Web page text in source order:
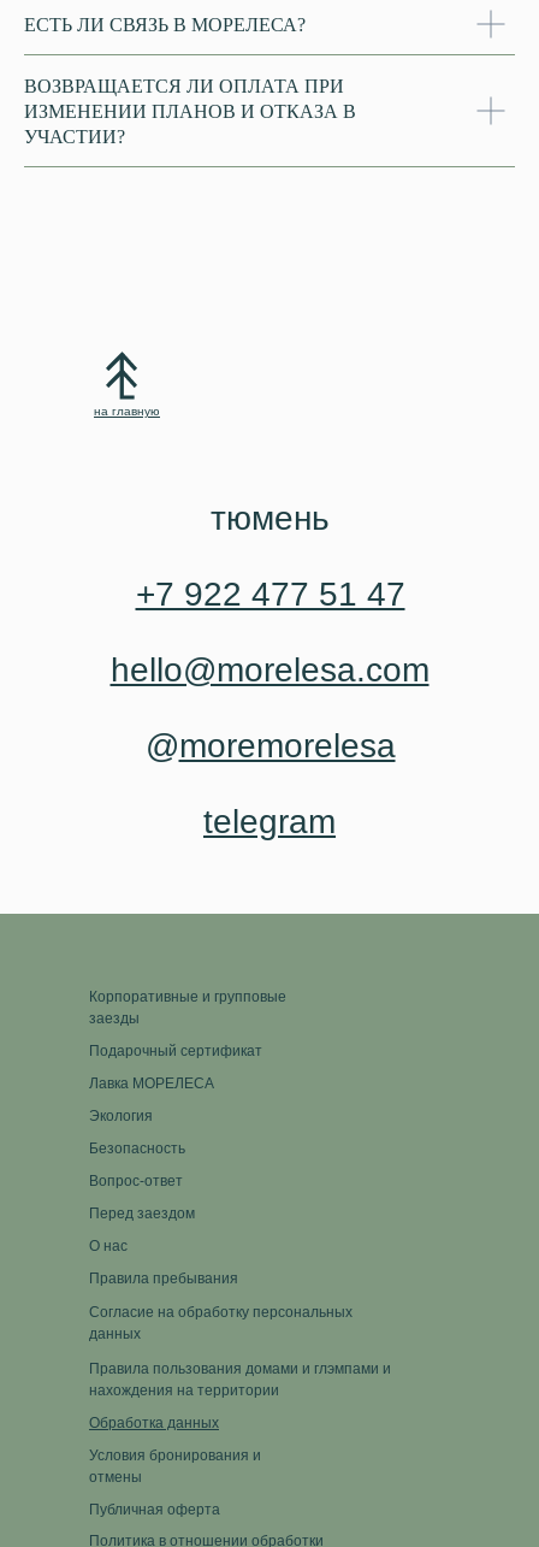
ЕСТЬ ЛИ СВЯЗЬ В МОРЕЛЕСА?
ВОЗВРАЩАЕТСЯ ЛИ ОПЛАТА ПРИ
ИЗМЕНЕНИИ ПЛАНОВ И ОТКАЗА В
УЧАСТИИ?
на главную
тюмень
+7 922 477 51 47
hello@morelesa.com
@moremorelesa
telegram
Корпоративные и групповые
заезды
Публичная оферта
Условия бронирования и
отмены
Перед заездом
Лавка МОРЕЛЕСА
Подарочный сертификат
Обработка данных
Политика в отношении обработки
Правила пребывания
Согласие на обработку персональных
данных
Правила пользования домами и глэмпами и
нахождения на территории
Безопасность
Экология
О нас
Вопрос-ответ